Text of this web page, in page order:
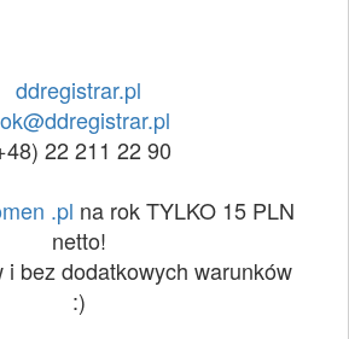
ddregistrar.pl
22 211 22 90
.pl na rok TYLKO 15 PLN
netto!
i bez dodatkowych warunków
:)